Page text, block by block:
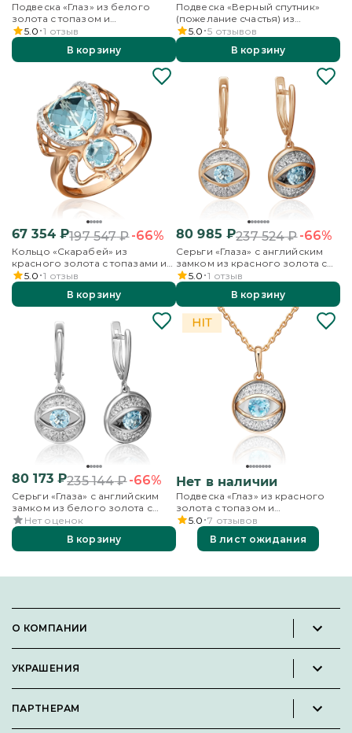
Подвеска «Глаз» из белого
золота с топазом и
бесцветными топазами
5.0 1 отзыв
В корзину
Подвеска «Верный спутник»
(пожелание счастья) из
комбинированного золота с
топазами
5.0 5 отзывов
В корзину
67 354₽197 547₽-66%
Кольцо «Скарабей» из
красного золота с топазами и
бесцветными топазами
5.0 1 отзыв
В корзину
80 985 ₽237 524₽-66%
Серьги «Глаза» с английским
замком из красного золота с
топазом и бесцветными
топазами
5.0 1 отзыв
В корзину
80 173₽235 144₽-66%
Серьги «Глаза» с английским
замком из белого золота с
топазом и бесцветными
топазами
Нет оценок
В корзину
Нет в наличии
Подвеска «Глаз» из красного
золота с топазом и
бесцветными топазами
5.0 7 отзывов
В лист ожидания
О КОМПАНИИ
Вакансии
УКРАШЕНИЯ
Кольца
ПАРТНЕРАМ